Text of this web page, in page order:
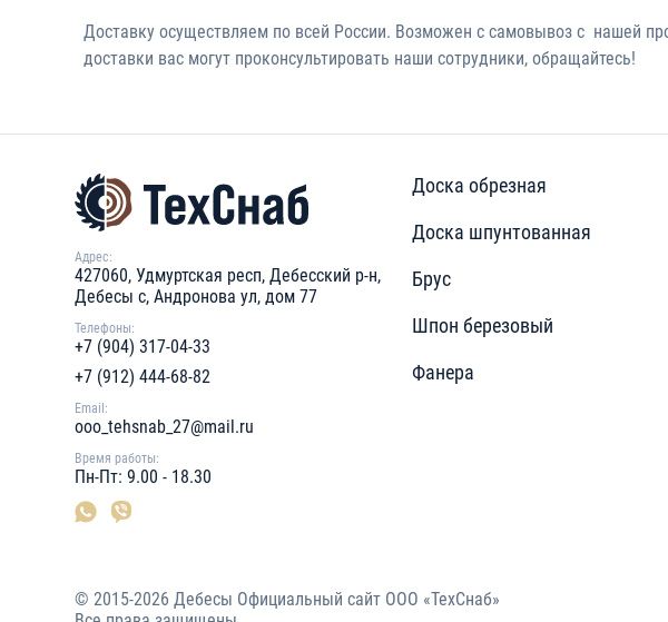
Доставку осуществляем по всей России. Возможен с самовывоз с нашей
доставки вас могут проконсультировать наши сотрудники, обращайтесь!
Адрес:
427060, Удмуртская респ, Дебесский р-н,
Дебесы с, Андронова ул, дом 77
Телефоны:
+7 (904) 317-04-33
+7 (912) 444-68-82
Email:
ooo_tehsnab_27@mail.ru
Время работы:
Пн-Пт: 9.00 - 18.30
Доска обрезная
Доска шпунтованная
Брус
Шпон березовый
Фанера
© 2015-2026 Дебесы Официальный сайт ООО «ТехСнаб»